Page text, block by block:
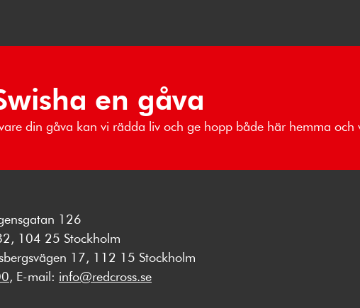
en gåva
din gåva kan vi rädda liv och ge hopp både här hemma och
126
104 25 Stockholm
17, 112 15 Stockholm
, E-mail: info@redcross.se